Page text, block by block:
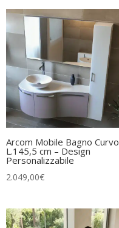
Arcom Mobile Bagno Curvo
L.145,5 cm – Design
Personalizzabile
2.049,00€